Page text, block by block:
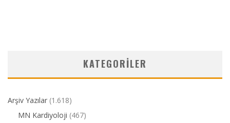
KATEGORILER
Arşiv Yazılar (1.618)
MN Kardiyoloji (467)